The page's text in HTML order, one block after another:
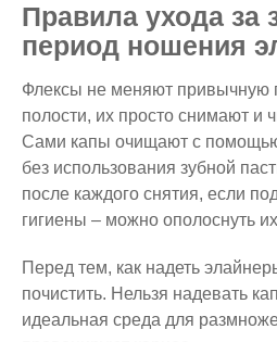
Правила ухода за
период ношения
Флексы не меняют привычную
полости, их просто снимают и
Сами капы очищают с
без использования зубной
после каждого снятия, если
гигиены – можно ополоснуть
Перед тем, как надеть
почистить. Нельзя надевать
идеальная среда для